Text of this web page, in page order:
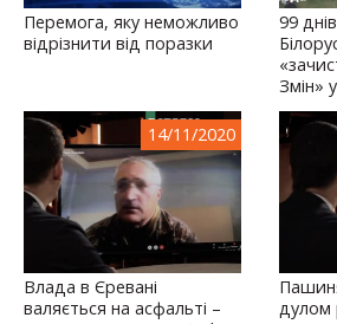
Перемога, яку неможливо
відрізнити від поразки
99
Змін»
14/11/2020
Влада в Єревані
валяється на асфальті –
дулом